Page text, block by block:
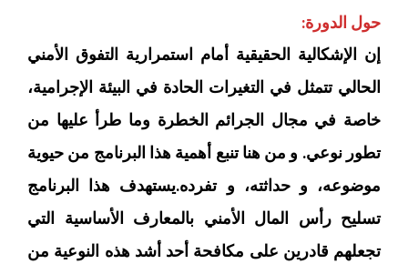
حول الدورة:
إن الإشكالية الحقيقية أمام استمرارية التفوق الأمني
الحالي تتمثل في التغيرات الحادة في البيئة الإجرامية،
خاصة في مجال الجرائم الخطرة وما طرأ عليها من
تطور نوعي. و من هنا تنبع أهمية هذا البرنامج من حيوية
موضوعه، و حداثته، و تفرده.يستهدف هذا البرنامج
تسليح رأس المال الأمني بالمعارف الأساسية التي
تجعلهم قادرين على مكافحة أحد أشد هذه النوعية من